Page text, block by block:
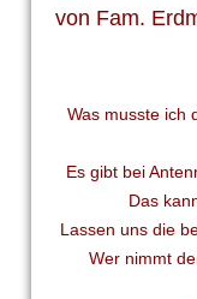
von Fam.
Was musste ich
Es gibt bei
Das
Lassen uns die
Wer nimmt